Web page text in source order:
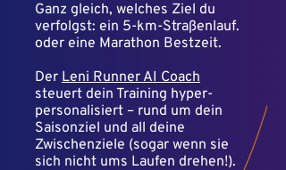
Ganz gleich, welches Ziel du
verfolgst: ein 5-km-Straßenlauf.
oder eine Marathon Bestzeit.
Der Leni Runner AI Coach
steuert dein Training hyper-
personalisiert – rund um dein
Saisonziel und all deine
Zwischenziele (sogar wenn sie
sich nicht ums Laufen drehen!).